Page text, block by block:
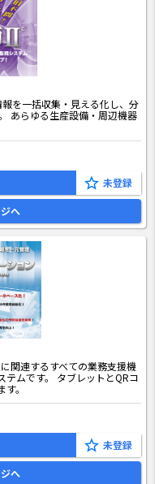
を一括収集・見える化し、分
あらゆる生産設備・周辺機器
へ
関連するすべての業務支援機
ムです。 タブレットとQRコ
。
へ